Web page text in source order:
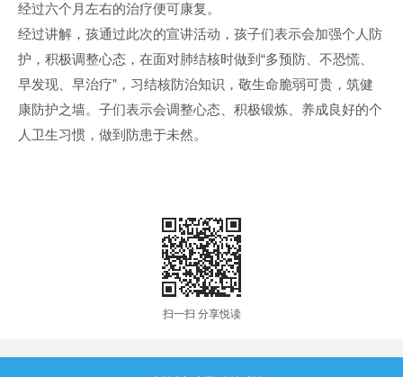
经过六个月左右的治疗便可康复。
经过讲解，孩通过此次的宣讲活动，孩子们表示会加强个人防
护，积极调整心态，在面对肺结核时做到“多预防、不恐慌、
早发现、早治疗”，习结核防治知识，敬生命脆弱可贵，筑健
康防护之墙。子们表示会调整心态、积极锻炼、养成良好的个
人卫生习惯，做到防患于未然。
扫一扫 分享悦读